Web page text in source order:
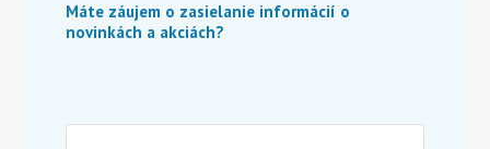
Máte záujem o zasielanie informácií o
novinkách a akciách?